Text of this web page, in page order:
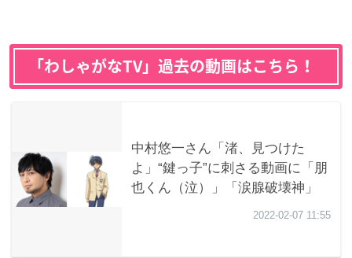
「わしゃがなTV」過去の動画はこちら！